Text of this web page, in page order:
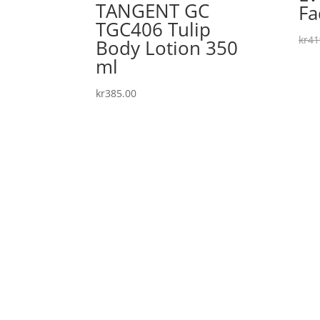
TANGENT GC
TGC406 Tulip
Body Lotion 350
ml
kr385.00
kr